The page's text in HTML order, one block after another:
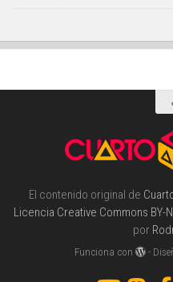
El contenido original de
Licencia Creative Commons BY-
por
Funciona con -